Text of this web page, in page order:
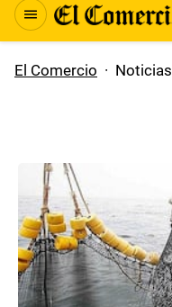
El Comercio · Noticias